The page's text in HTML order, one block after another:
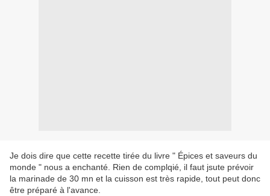
Je dois dire que cette recette tirée du livre " Épices et saveurs du
monde " nous a enchanté. Rien de complqié, il faut jsute prévoir
la marinade de 30 mn et la cuisson est très rapide, tout peut donc
être préparé à l'avance.